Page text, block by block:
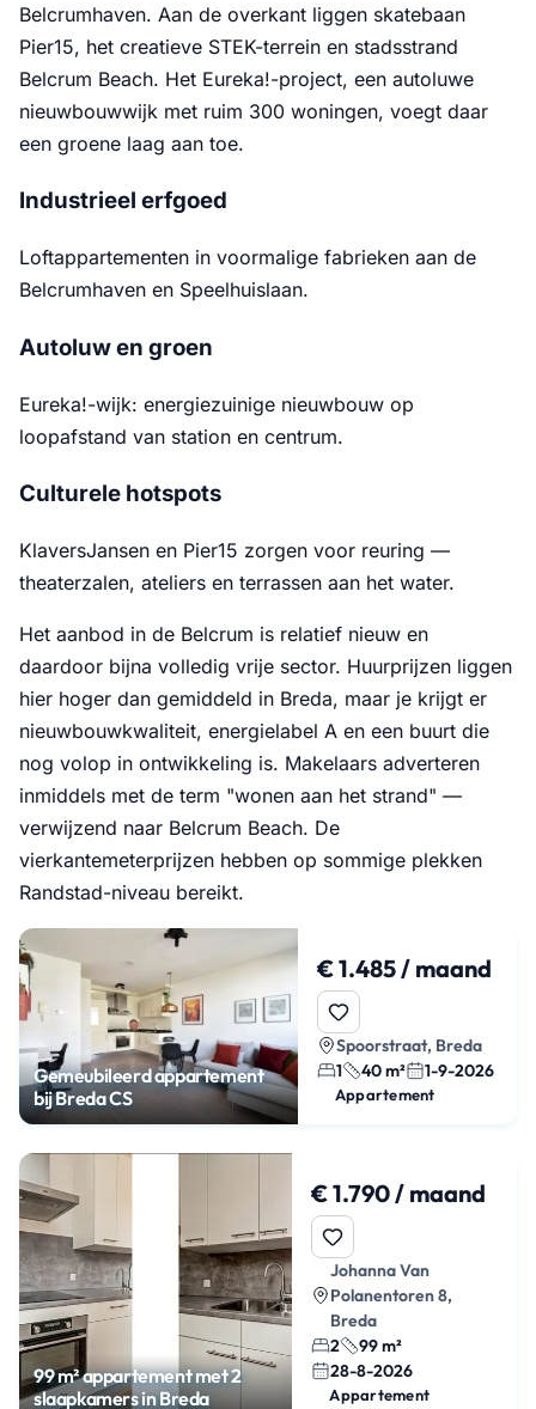
Belcrumhaven. Aan de overkant liggen skatebaan
Pier15, het creatieve STEK-terrein en stadsstrand
Belcrum Beach. Het Eureka!-project, een autoluwe
nieuwbouwwijk met ruim 300 woningen, voegt daar
een groene laag aan toe.
Industrieel erfgoed
Loftappartementen in voormalige fabrieken aan de
Belcrumhaven en Speelhuislaan.
Autoluw en groen
Eureka!-wijk: energiezuinige nieuwbouw op
loopafstand van station en centrum.
Culturele hotspots
KlaversJansen en Pier15 zorgen voor reuring —
theaterzalen, ateliers en terrassen aan het water.
Het aanbod in de Belcrum is relatief nieuw en
daardoor bijna volledig vrije sector. Huurprijzen liggen
hier hoger dan gemiddeld in Breda, maar je krijgt er
nieuwbouwkwaliteit, energielabel A en een buurt die
nog volop in ontwikkeling is. Makelaars adverteren
inmiddels met de term "wonen aan het strand" —
verwijzend naar Belcrum Beach. De
vierkantemeterprijzen hebben op sommige plekken
Randstad-niveau bereikt.
Gemeubileerd appartement
bij Breda CS
€ 1.485 / maand
Spoorstraat, Breda
1
40 m² 1-9-2026
Appartement
99 m² appartement met 2
slaapkamers in Breda
€ 1.790 / maand
Johanna Van
Polanentoren 8,
Breda
2
99 m²
28-8-2026
Appartement